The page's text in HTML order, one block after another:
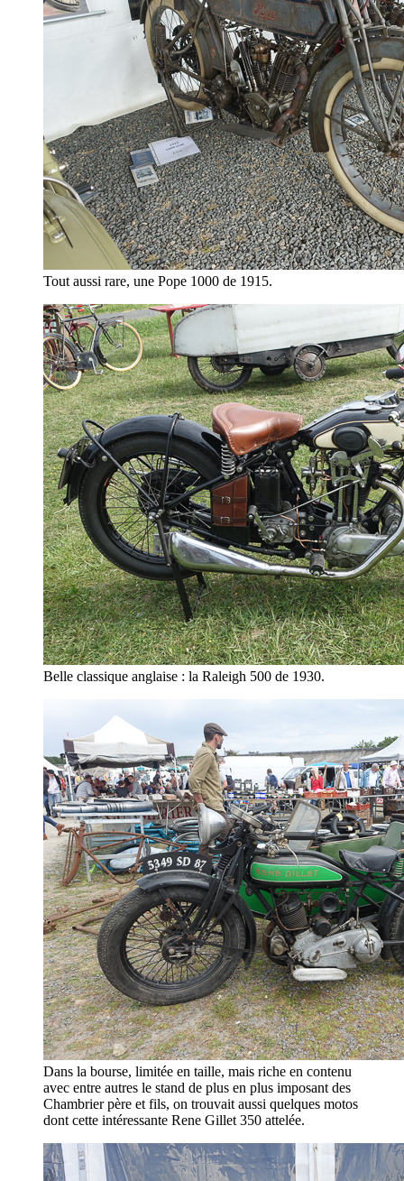
Tout aussi rare, une Pope 1000 de 1915.
Belle classique anglaise : la Raleigh 500 de 1930.
Dans la bourse, limitée en taille, mais riche en contenu
avec entre autres le stand de plus en plus imposant des
Chambrier père et fils, on trouvait aussi quelques motos
dont cette intéressante Rene Gillet 350 attelée.